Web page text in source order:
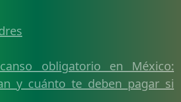
obligatorio en México:
y cuánto te deben pagar si